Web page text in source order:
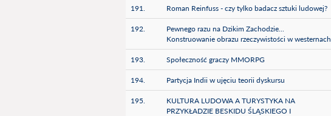
191. Roman Reinfuss - czy tylko badacz sztuki ludowej?
192.
Pewnego razu na Dzikim Zachodzie...
Konstruowanie obrazu rzeczywistości w westernach
193. Społeczność graczy MMORPG
194. Partycja Indii w ujęciu teorii dyskursu
195.
KULTURA LUDOWA A TURYSTYKA NA
PRZYKŁADZIE BESKIDU ŚLĄSKIEGO I